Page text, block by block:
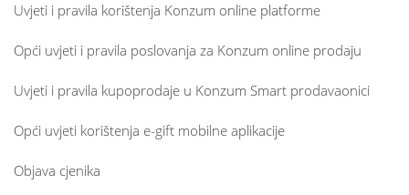
Uvjeti i pravila korištenja Konzum online platforme
Opći uvjeti i pravila poslovanja za Konzum online prodaju
Uvjeti i pravila kupoprodaje u Konzum Smart prodavaonici
Opći uvjeti korištenja e-gift mobilne aplikacije
Objava cjenika